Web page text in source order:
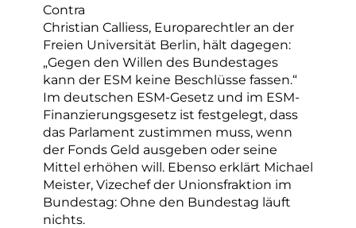
Contra
Christian Calliess, Europarechtler an der
Freien Universität Berlin, hält dagegen:
„Gegen den Willen des Bundestages
kann der ESM keine Beschlüsse fassen.“
Im deutschen ESM-Gesetz und im ESM-
Finanzierungsgesetz ist festgelegt, dass
das Parlament zustimmen muss, wenn
der Fonds Geld ausgeben oder seine
Mittel erhöhen will. Ebenso erklärt Michael
Meister, Vizechef der Unionsfraktion im
Bundestag: Ohne den Bundestag läuft
nichts.